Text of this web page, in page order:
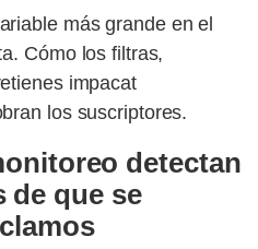
más grande en el
Cómo los filtras,
impacat
los suscriptores.
detectan
de que se